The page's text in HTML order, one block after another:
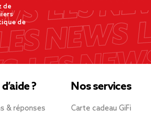
de
de
?
& réponses
Nos services
Carte cadeau GiFi